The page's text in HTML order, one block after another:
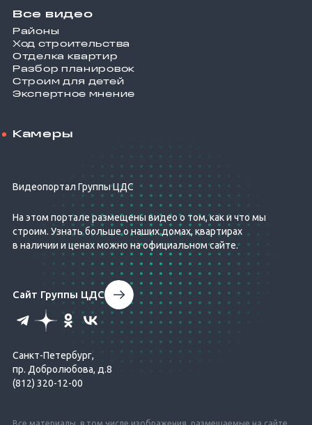
Все видео
Районы
Ход строительства
Отделка квартир
Разбор планировок
Строим для детей
Экспертное мнение
Камеры
Видеопортал Группы ЦДС
На этом портале размещены видео о том, как и что мы
строим. Узнать больше о наших домах, квартирах
в наличии и ценах можно на официальном сайте.
Сайт Группы ЦДС
Санкт-Петербург,
пр. Добролюбова, д.8
(812) 320-12-00